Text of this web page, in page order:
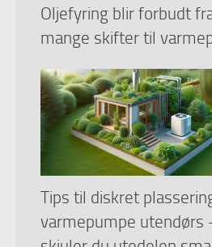
Oljefyring blir forbudt
mange skifter til
Tips til diskret
varmepumpe utendørs